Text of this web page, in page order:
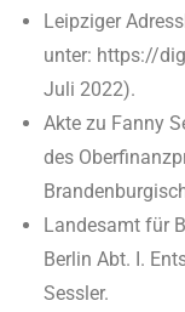
Leipziger
unter: https://
Juli 2022).
Akte zu Fanny
des
Landesamt für
Berlin Abt. I.
Sessler.